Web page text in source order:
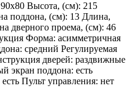
Высота, (см): 215
поддона, (см): 13 Длина,
дверного проема, (см): 46
Форма: асимметричная
средний Регулируемая
дверей: раздвижные
экран поддона: есть
Пульт управления: нет